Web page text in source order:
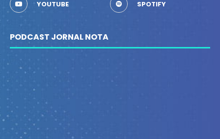
YOUTUBE SPOTIFY
PODCAST JORNAL NOTA